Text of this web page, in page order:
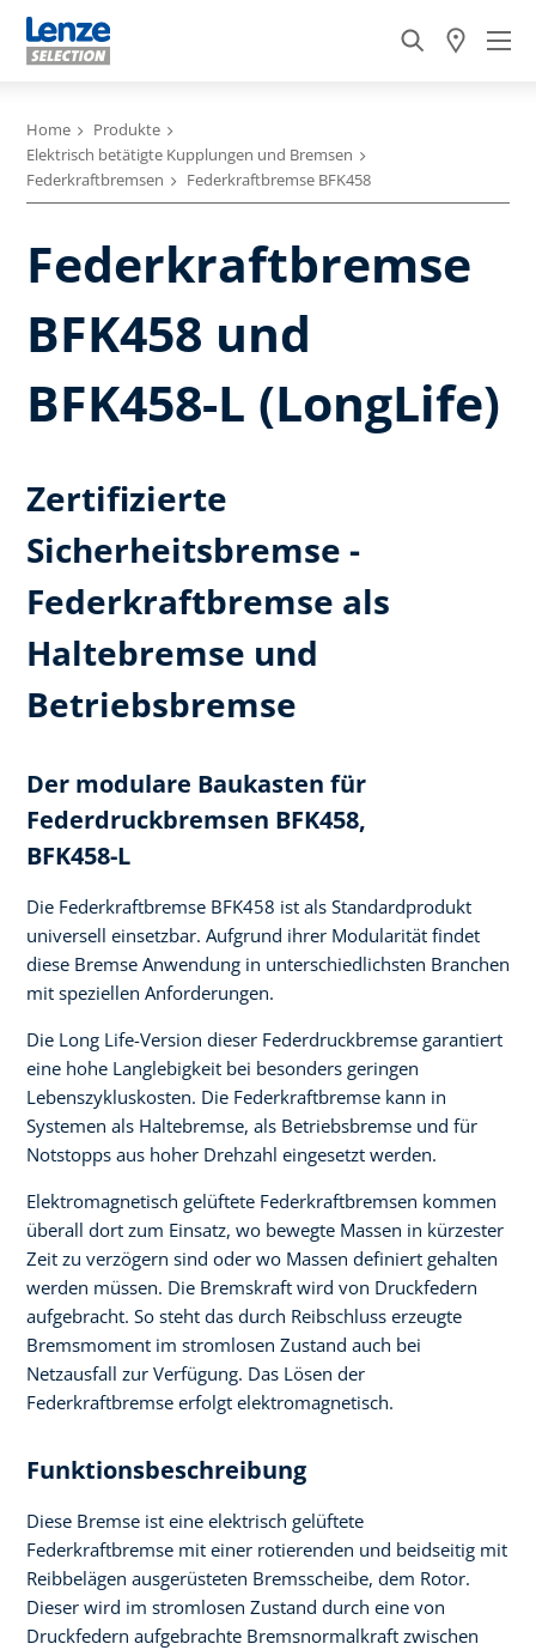
Home
Produkte
Elektrisch betätigte Kupplungen und Bremsen
Federkraftbremsen
Federkraftbremse BFK458
Federkraftbremse
BFK458 und
BFK458-L (LongLife)
Zertifizierte
Sicherheitsbremse -
Federkraftbremse als
Haltebremse und
Betriebsbremse
Der modulare Baukasten für
Federdruckbremsen BFK458,
BFK458-L
Die Federkraftbremse BFK458 ist als Standardprodukt
universell einsetzbar. Aufgrund ihrer Modularität findet
diese Bremse Anwendung in unterschiedlichsten Branchen
mit speziellen Anforderungen.
Die Long Life-Version dieser Federdruckbremse garantiert
eine hohe Langlebigkeit bei besonders geringen
Lebenszykluskosten. Die Federkraftbremse kann in
Systemen als Haltebremse, als Betriebsbremse und für
Notstopps aus hoher Drehzahl eingesetzt werden.
Elektromagnetisch gelüftete Federkraftbremsen kommen
überall dort zum Einsatz, wo bewegte Massen in kürzester
Zeit zu verzögern sind oder wo Massen definiert gehalten
werden müssen. Die Bremskraft wird von Druckfedern
aufgebracht. So steht das durch Reibschluss erzeugte
Bremsmoment im stromlosen Zustand auch bei
Netzausfall zur Verfügung. Das Lösen der
Federkraftbremse erfolgt elektromagnetisch.
Funktionsbeschreibung
Diese Bremse ist eine elektrisch gelüftete
Federkraftbremse mit einer rotierenden und beidseitig mit
Reibbelägen ausgerüsteten Bremsscheibe, dem Rotor.
Dieser wird im stromlosen Zustand durch eine von
Druckfedern aufgebrachte Bremsnormalkraft zwischen